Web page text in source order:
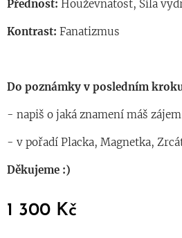
Přednost: Houževnatost, Síla
Kontrast: Fanatizmus
Do poznámky v posledním
- napiš o jaká znamení máš zájem
- v pořadí Placka, Magnetka,
Děkujeme :)
1 300 Kč